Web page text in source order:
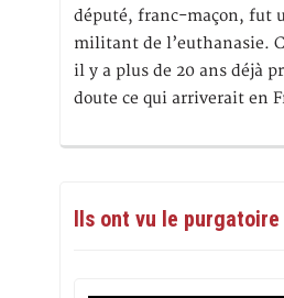
député, franc-maçon, fut
militant de l’euthanasie.
il y a plus de 20 ans déjà
doute ce qui arriverait en
Ils ont vu le purgatoire